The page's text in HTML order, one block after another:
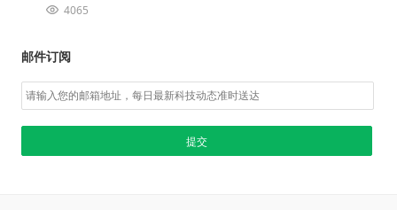
4065
邮件订阅